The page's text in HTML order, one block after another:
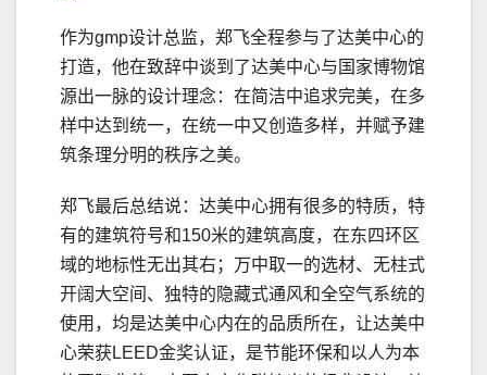
作为gmp设计总监，郑飞全程参与了达美中心的
打造，他在致辞中谈到了达美中心与国家博物馆
源出一脉的设计理念：在简洁中追求完美，在多
样中达到统一，在统一中又创造多样，并赋予建
筑条理分明的秩序之美。
郑飞最后总结说：达美中心拥有很多的特质，特
有的建筑符号和150米的建筑高度，在东四环区
域的地标性无出其右；万中取一的选材、无柱式
开阔大空间、独特的隐藏式通风和全空气系统的
使用，均是达美中心内在的品质所在，让达美中
心荣获LEED金奖认证，是节能环保和以人为本